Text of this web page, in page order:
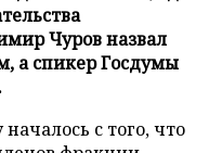
Чуров назвал
а спикер Госдумы
с того, что